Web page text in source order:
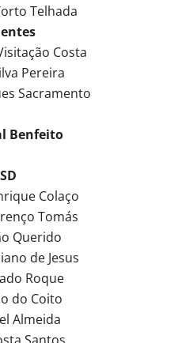
Telhada
Costa
Pereira
Sacramento
Benfeito
Colaço
Tomás
Querido
de Jesus
Roque
do Coito
Almeida